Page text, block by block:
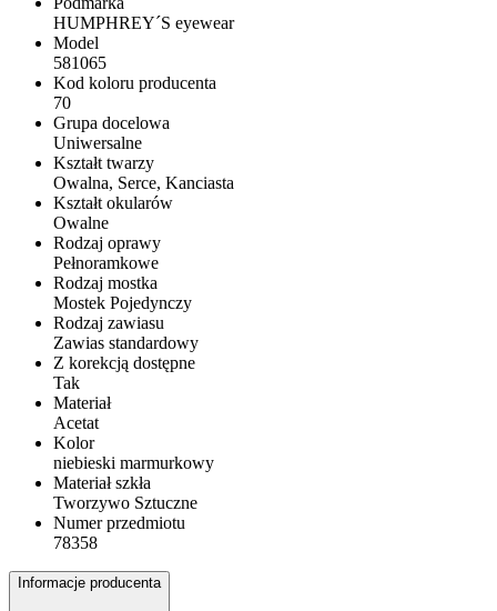
HUMPHREY´S eyewear
Model
581065
Kod koloru producenta
70
Grupa docelowa
Uniwersalne
Kształt twarzy
Owalna, Serce, Kanciasta
Kształt okularów
Owalne
Rodzaj oprawy
Pełnoramkowe
Rodzaj mostka
Mostek Pojedynczy
Rodzaj zawiasu
Zawias standardowy
Z korekcją dostępne
Tak
Materiał
Acetat
Kolor
niebieski marmurkowy
Materiał szkła
Tworzywo Sztuczne
Numer przedmiotu
78358
Informacje producenta